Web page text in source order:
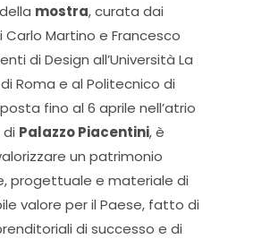
mostra, curata dai
Carlo Martino e Francesco
di Design all’Università La
Roma e al Politecnico di
fino al 6 aprile nell’atrio
Palazzo Piacentini, è
un patrimonio
progettuale e materiale di
valore per il Paese, fatto di
di successo e di